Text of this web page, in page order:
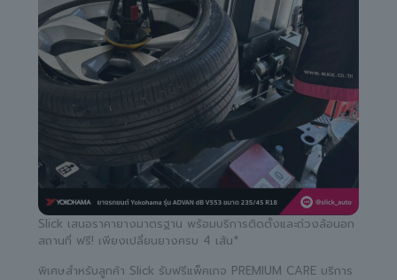
Slick เสนอราคายางมาตรฐาน พร้อมบริการติดตั้งและถ่วงล้อนอก
สถานที่ ฟรี! เพียงเปลี่ยนยางครบ 4 เส้น*
พิเศษสำหรับลูกค้า Slick รับฟรีแพ็คเกจ PREMIUM CARE บริการ